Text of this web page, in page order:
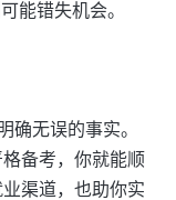
能错失机会。
确无误的事实。
备考，你就能顺
渠道，也助你实